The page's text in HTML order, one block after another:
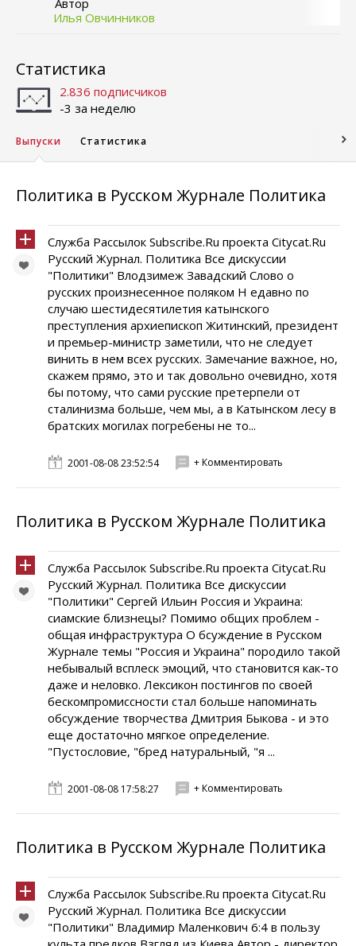
Автор
Илья Овчинников
Статистика
2.836 подписчиков
-3 за неделю
Выпуски Статистика
Политика в Русском Журнале Политика
Служба Рассылок Subscribe.Ru проекта Citycat.Ru
Русский Журнал. Политика Все дискуссии
"Политики" Влодзимеж Завадский Слово о
русских произнесенное поляком Н едавно по
случаю шестидесятилетия катынского
преступления архиепископ Житинский, президент
и премьер-министр заметили, что не следует
винить в нем всех русских. Замечание важное, но,
скажем прямо, это и так довольно очевидно, хотя
бы потому, что сами русские претерпели от
сталинизма больше, чем мы, а в Катынском лесу в
братских могилах погребены не то...
2001-08-08 23:52:54 + Комментировать
Политика в Русском Журнале Политика
Служба Рассылок Subscribe.Ru проекта Citycat.Ru
Русский Журнал. Политика Все дискуссии
"Политики" Сергей Ильин Россия и Украина:
сиамские близнецы? Помимо общих проблем -
общая инфраструктура О бсуждение в Русском
Журнале темы "Россия и Украина" породило такой
небывалый всплеск эмоций, что становится как-то
даже и неловко. Лексикон постингов по своей
бескомпромиссности стал больше напоминать
обсуждение творчества Дмитрия Быкова - и это
еще достаточно мягкое определение.
"Пустословие, "бред натуральный, "я ...
2001-08-08 17:58:27 + Комментировать
Политика в Русском Журнале Политика
Служба Рассылок Subscribe.Ru проекта Citycat.Ru
Русский Журнал. Политика Все дискуссии
"Политики" Владимир Маленкович 6:4 в пользу